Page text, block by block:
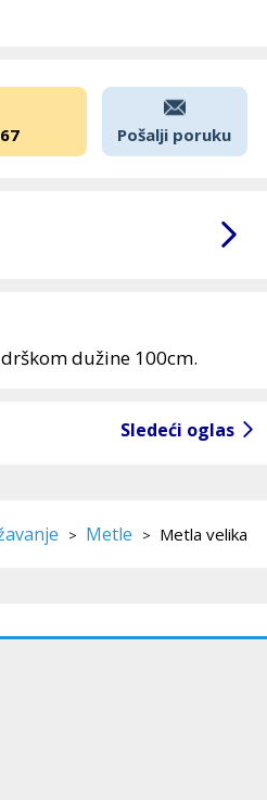
Pošalji poruku
dužine 100cm.
Sledeći oglas
> Metle > Metla velika